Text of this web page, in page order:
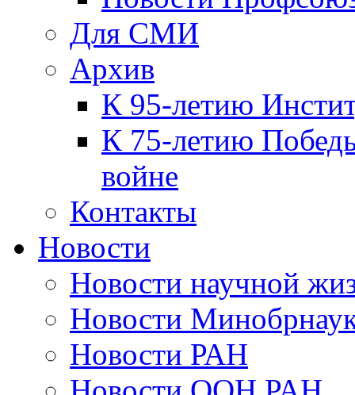
Для СМИ
Архив
К 95-летию
К 75-летию
войне
Контакты
Новости
Новости научной
Новости
Новости РАН